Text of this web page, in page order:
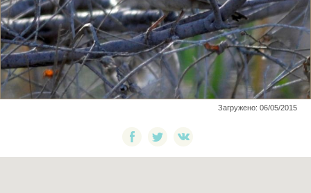
Загружено: 06/05/2015